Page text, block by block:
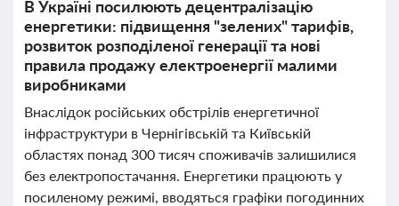
В Україні посилюють децентралізацію
енергетики: підвищення "зелених" тарифів,
розвиток розподіленої генерації та нові
правила продажу електроенергії малими
виробниками
Внаслідок російських обстрілів енергетичної
інфраструктури в Чернігівській та Київській
областях понад 300 тисяч споживачів залишилися
без електропостачання. Енергетики працюють у
посиленому режимі, вводяться графіки погодинних